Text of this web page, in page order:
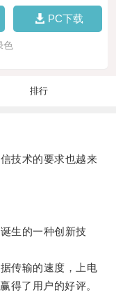
PC下载
色
排行
技术的要求也越来
生的一种创新技
传输的速度，上电
得了用户的好评。